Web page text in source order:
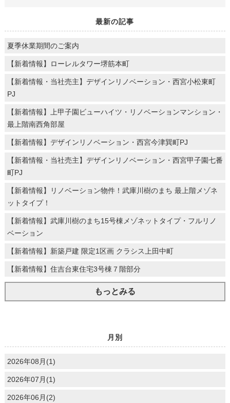
最新の記事
夏季休業期間のご案内
【新着情報】ローレルタワー堺筋本町
【新着情報・当社売主】デザインリノベーション・西宮小松東町
PJ
【新着情報】上甲子園ビューハイツ・リノベーションマンション・
最上階南西角部屋
【新着情報】デザインリノベーション・西宮今津巽町PJ
【新着情報・当社売主】デザインリノベーション・西宮甲子園七番
町PJ
【新着情報】リノベーション物件！武庫川樹のまち 最上階メゾネ
ットタイプ！
【新着情報】武庫川樹のまち15号棟メゾネットタイプ・フルリノ
ベーション
【新着情報】新築戸建 限定1区画 クラシス上田中町
【新着情報】住吉台東住宅3号棟７階部分
もっとみる
月別
2026年08月(1)
2026年07月(1)
2026年06月(2)